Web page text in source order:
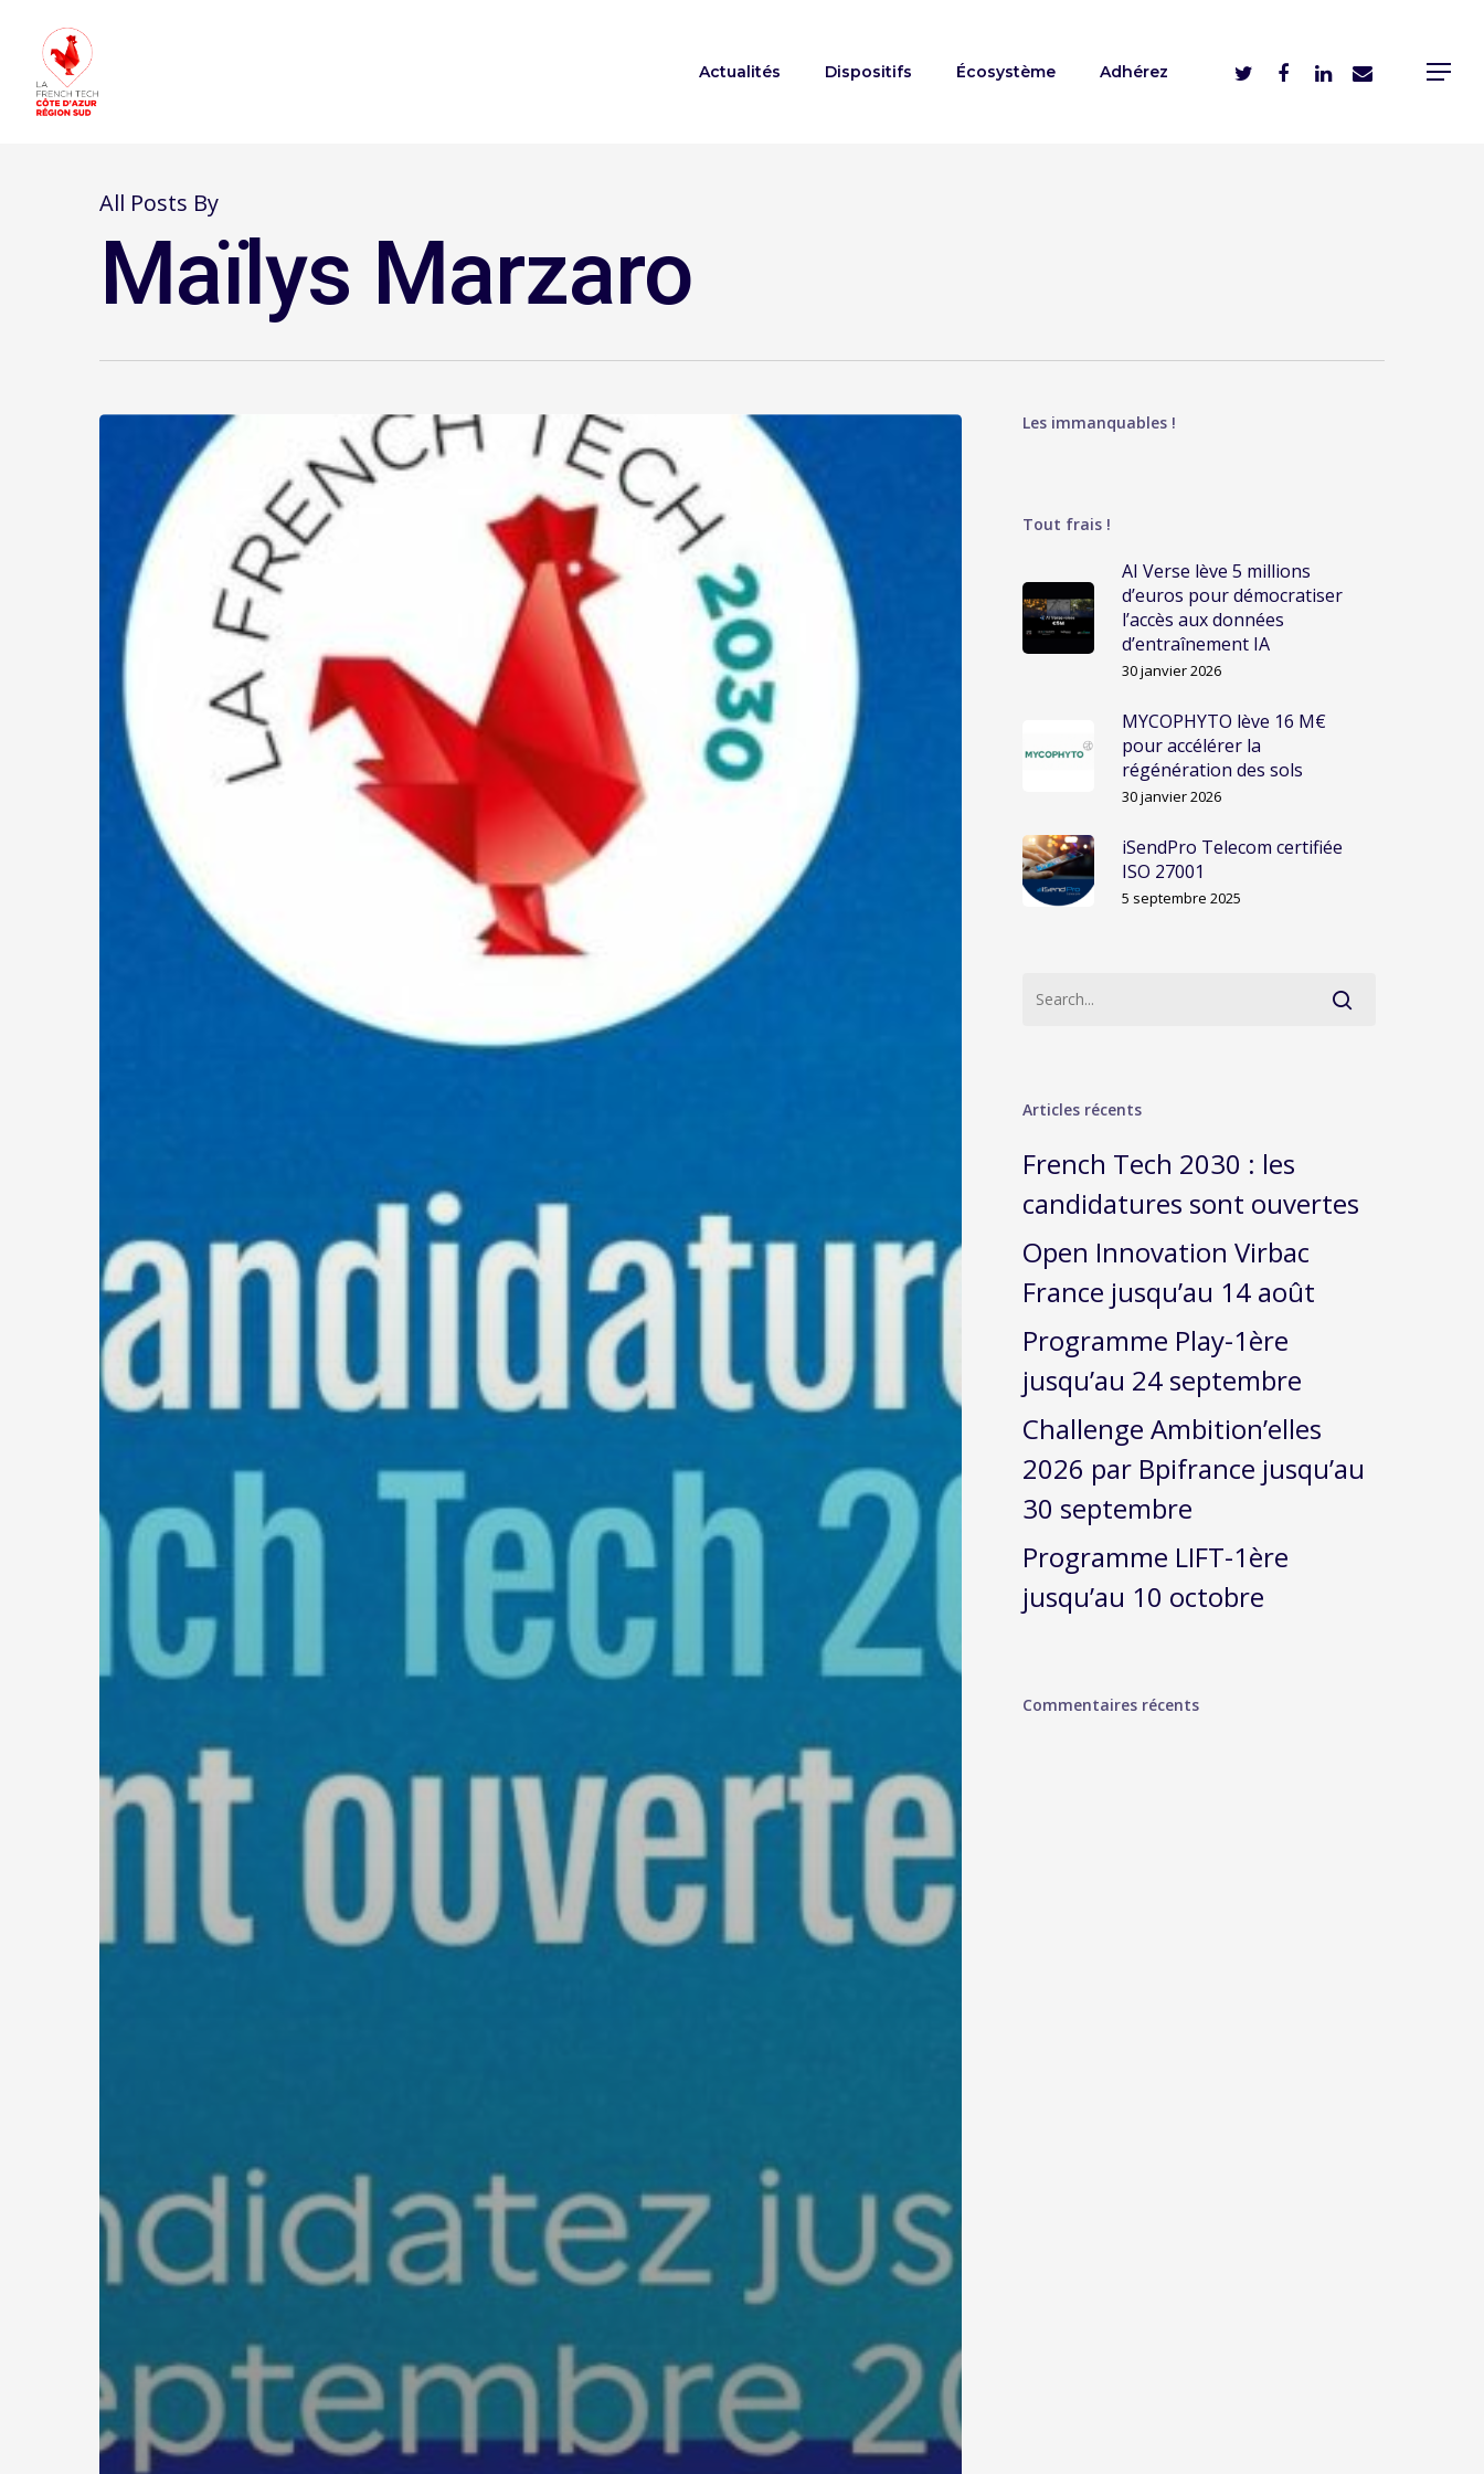
Actualités Dispositifs Écosystème Adhérez
All Posts By
Maïlys Marzaro
Les immanquables !
Tout frais !
AI Verse lève 5 millions
d’euros pour démocratiser
l’accès aux données
d’entraînement IA
30 janvier 2026
MYCOPHYTO lève 16 M€
pour accélérer la
régénération des sols
30 janvier 2026
iSendPro Telecom certifiée
ISO 27001
5 septembre 2025
Articles récents
French Tech 2030 : les
candidatures sont ouvertes
Open Innovation Virbac
France jusqu’au 14 août
Programme Play-1ère
jusqu’au 24 septembre
Challenge Ambition’elles
2026 par Bpifrance jusqu’au
30 septembre
Programme LIFT-1ère
jusqu’au 10 octobre
Commentaires récents